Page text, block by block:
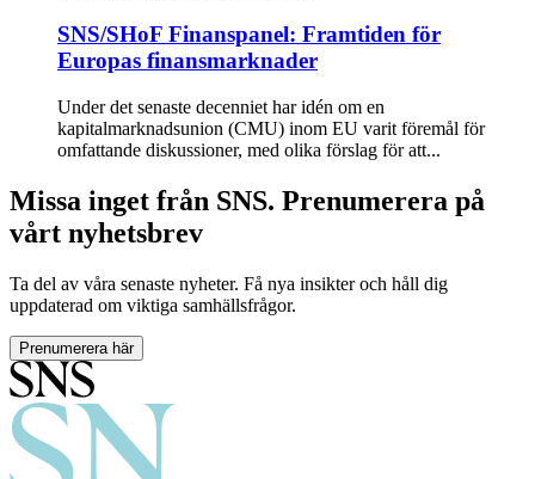
SNS/SHoF Finanspanel: Framtiden för
Europas finansmarknader
Under det senaste decenniet har idén om en
kapitalmarknadsunion (CMU) inom EU varit föremål för
omfattande diskussioner, med olika förslag för att...
Missa inget från SNS. Prenumerera på
vårt nyhetsbrev
Ta del av våra senaste nyheter. Få nya insikter och håll dig
uppdaterad om viktiga samhällsfrågor.
Prenumerera här